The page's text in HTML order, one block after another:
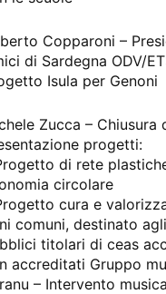
Copparoni –
di Sardegna ODV/
Isula per Genoni
Zucca – Chiusura
progetti:
di rete
circolare
cura e
comuni, destinato
titolari di ceas
accreditati Gruppo
– Intervento